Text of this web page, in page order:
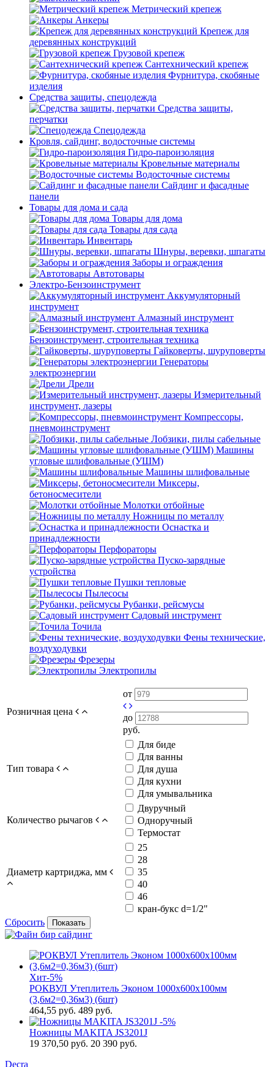
Метрический крепеж
Анкеры
Крепеж для
деревянных конструкций
Грузовой крепеж
Сантехнический крепеж
Фурнитура, скобяные
изделия
Средства защиты, спецодежда
Средства защиты,
перчатки
Спецодежда
Кровля, сайдинг, водосточные системы
Гидро-пароизоляция
Кровельные материалы
Водосточные системы
Сайдинг и фасадные
панели
Товары для дома и сада
Товары для дома
Товары для сада
Инвентарь
Шнуры, веревки, шпагаты
Заборы и ограждения
Автотовары
Электро-Бензоинструмент
Аккумуляторный
инструмент
Алмазный инструмент
Бензоинструмент, строительная техника
Гайковерты, шуруповерты
Генераторы
электроэнергии
Дрели
Измерительный
инструмент, лазеры
Компрессоры,
пневмоинструмент
Лобзики, пилы сабельные
Машины
угловые шлифовальные (УШМ)
Машины шлифовальные
Миксеры,
бетоносмесители
Молотки отбойные
Ножницы по металлу
Оснастка и
принадлежности
Перфораторы
Пуско-зарядные
устройства
Пушки тепловые
Пылесосы
Рубанки, рейсмусы
Садовый инструмент
Точила
Фены технические,
воздуходувки
Фрезеры
Электропилы
Розничная цена
от
до
руб.
Тип товара
Для биде
Для ванны
Для душа
Для кухни
Для умывальника
Количество рычагов
Двуручный
Одноручный
Термостат
Диаметр картриджа, мм
25
28
35
40
46
кран-букс d=1/2"
Сбросить
Показать
Хит-5%
РОКВУЛ Утеплитель Эконом 1000х600х100мм
(3,6м2=0,36м3) (6шт)
464,55 руб. 489 руб.
-5%
Ножницы MAKITA JS3201J
19 370,50 руб. 20 390 руб.
Decra